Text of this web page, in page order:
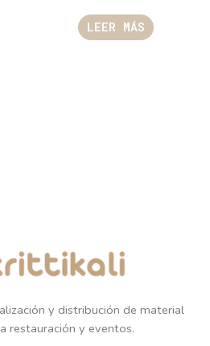
LEER MÁS
y distribución de material
restauración y eventos.